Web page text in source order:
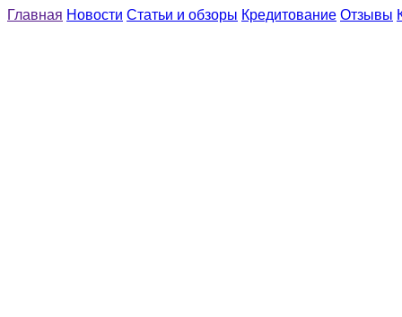
Главная Новости Статьи и обзоры Кредитование Отзывы